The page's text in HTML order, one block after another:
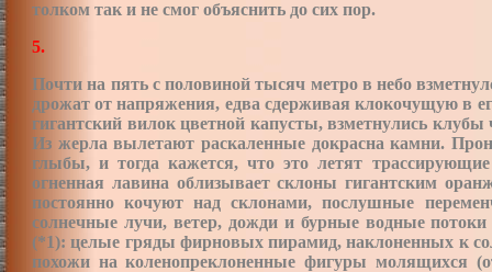
толком так и не смог объяснить до сих пор.
5.
Почти на пять с половиной тысяч метро в небо
дрожат от напряжения, едва сдерживая клокочущую в
гигантский вилок цветной капусты, взметнулись
Из жерла вылетают раскаленные докрасна камни.
глыбы, и тогда кажется, что это летят
огненная лавина облизывает склоны гигантским
постоянно кочуют над склонами, послушные
солнечные лучи, ветер, дожди и бурные водные
(*1): целые гряды фирновых пирамид, наклоненных к
похожи на коленопреклоненные фигуры молящихся